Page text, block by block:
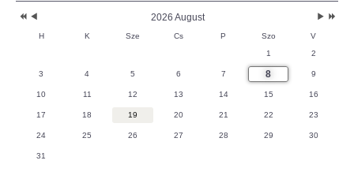
2026 August
H K Sze Cs P Szo
V
1
2
3 4 5 6 7 8 9
10 11 12 13 14 15 16
17 18 19 20 21 22 23
24 25 26 27 28 29 30
31